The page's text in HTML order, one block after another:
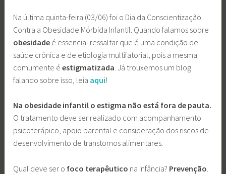
Na última quinta-feira (03/06) foi o Dia da Conscientização
Contra a Obesidade Mórbida Infantil. Quando falamos sobre
obesidade é essencial ressaltar que é uma condição de
saúde crônica e de etiologia multifatorial, pois a mesma
comumente éestigmatizada . Já trouxemos um blog
falando sobre isso, leia aqui!
Na obesidade infantil o estigma não está fora de pauta.
O tratamento deve ser realizado com acompanhamento
psicoterápico, apoio parental e consideração dos riscos de
desenvolvimento de transtornos alimentares.
Qual deve ser o foco terapêutico na infância? Prevenção.